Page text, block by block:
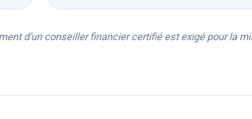
d'un conseiller financier certifié est exigé pour la